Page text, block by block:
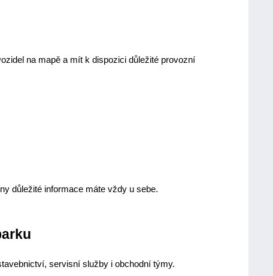
na mapě a mít k dispozici důležité provozní
důležité informace máte vždy u sebe.
servisní služby i obchodní týmy.